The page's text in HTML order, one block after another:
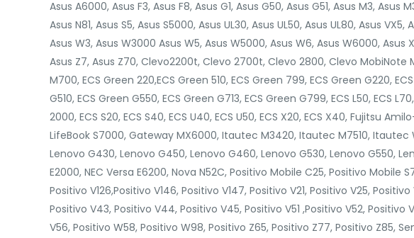
Asus A6000, Asus F3, Asus F8, Asus G1, Asus G50, Asus G51, Asus M3, Asus
Asus N81, Asus S5, Asus S5000, Asus UL30, Asus UL50, Asus UL80, Asus VX5,
Asus W3, Asus W3000 Asus W5, Asus W5000, Asus W6, Asus W6000, Asus
Asus Z7, Asus Z70, Clevo2200t, Clevo 2700t, Clevo 2800, Clevo MobiNote
M700, ECS Green 220,ECS Green 510, ECS Green 799, ECS Green G220,
G510, ECS Green G550, ECS Green G713, ECS Green G799, ECS L50, ECS
2000, ECS S20, ECS S40, ECS U40, ECS U50, ECS X20, ECS X40, Fujitsu
LifeBook S7000, Gateway MX6000, Itautec M3420, Itautec M7510, Itautec
Lenovo G430, Lenovo G450, Lenovo G460, Lenovo G530, Lenovo G550,
E2000, NEC Versa E6200, Nova N52C, Positivo Mobile C25, Positivo Mobile
Positivo V126,Positivo V146, Positivo V147, Positivo V21, Positivo V25,
Positivo V43, Positivo V44, Positivo V45, Positivo V51 ,Positivo V52, Positivo
V56, Positivo W58, Positivo W98, Positivo Z65, Positivo Z77, Positivo Z85,